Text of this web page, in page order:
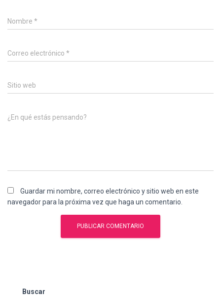
Nombre *
Correo electrónico *
Sitio web
¿En qué estás pensando?
Guardar mi nombre, correo electrónico y sitio web en este
navegador para la próxima vez que haga un comentario.
Buscar